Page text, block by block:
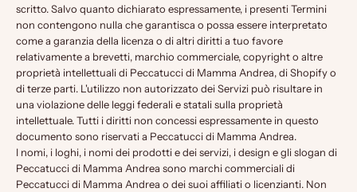
scritto. Salvo quanto dichiarato espressamente, i presenti Termini
non contengono nulla che garantisca o possa essere interpretato
come a garanzia della licenza o di altri diritti a tuo favore
relativamente a brevetti, marchio commerciale, copyright o altre
proprietà intellettuali di Peccatucci di Mamma Andrea, di Shopify o
di terze parti. L'utilizzo non autorizzato dei Servizi può risultare in
una violazione delle leggi federali e statali sulla proprietà
intellettuale. Tutti i diritti non concessi espressamente in questo
documento sono riservati a Peccatucci di Mamma Andrea.
I nomi, i loghi, i nomi dei prodotti e dei servizi, i design e gli slogan di
Peccatucci di Mamma Andrea sono marchi commerciali di
Peccatucci di Mamma Andrea o dei suoi affiliati o licenzianti. Non